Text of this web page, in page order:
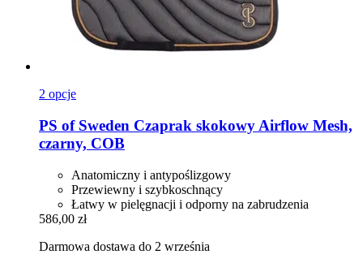
2 opcje
PS of Sweden Czaprak skokowy Airflow Mesh,
czarny, COB
Anatomiczny i antypoślizgowy
Przewiewny i szybkoschnący
Łatwy w pielęgnacji i odporny na zabrudzenia
586,00 zł
Darmowa dostawa do 2 września